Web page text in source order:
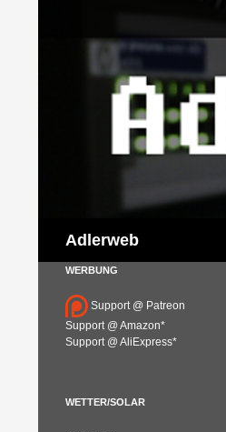
Adlerweb
WERBUNG
Support @ Patreon
Support @ Amazon*
Support @ AliExpress*
WETTER/SOLAR